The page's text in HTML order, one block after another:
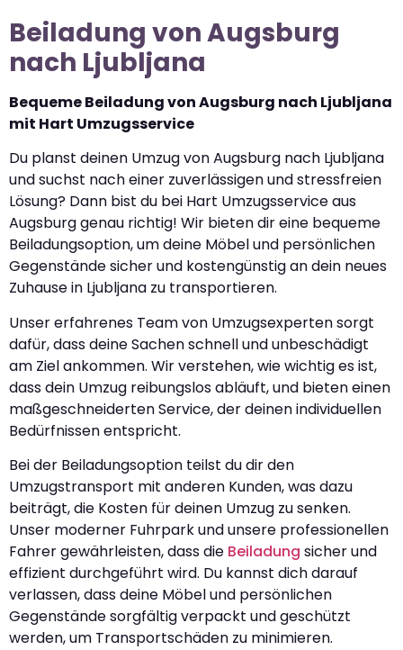
Beiladung von Augsburg
nach Ljubljana
Bequeme Beiladung von Augsburg nach Ljubljana
mit Hart Umzugsservice
Du planst deinen Umzug von Augsburg nach Ljubljana
und suchst nach einer zuverlässigen und stressfreien
Lösung? Dann bist du bei Hart Umzugsservice aus
Augsburg genau richtig! Wir bieten dir eine bequeme
Beiladungsoption, um deine Möbel und persönlichen
Gegenstände sicher und kostengünstig an dein neues
Zuhause in Ljubljana zu transportieren.
Unser erfahrenes Team von Umzugsexperten sorgt
dafür, dass deine Sachen schnell und unbeschädigt
am Ziel ankommen. Wir verstehen, wie wichtig es ist,
dass dein Umzug reibungslos abläuft, und bieten einen
maßgeschneiderten Service, der deinen individuellen
Bedürfnissen entspricht.
Bei der Beiladungsoption teilst du dir den
Umzugstransport mit anderen Kunden, was dazu
beiträgt, die Kosten für deinen Umzug zu senken.
Unser moderner Fuhrpark und unsere professionellen
Fahrer gewährleisten, dass die Beiladung sicher und
effizient durchgeführt wird. Du kannst dich darauf
verlassen, dass deine Möbel und persönlichen
Gegenstände sorgfältig verpackt und geschützt
werden, um Transportschäden zu minimieren.